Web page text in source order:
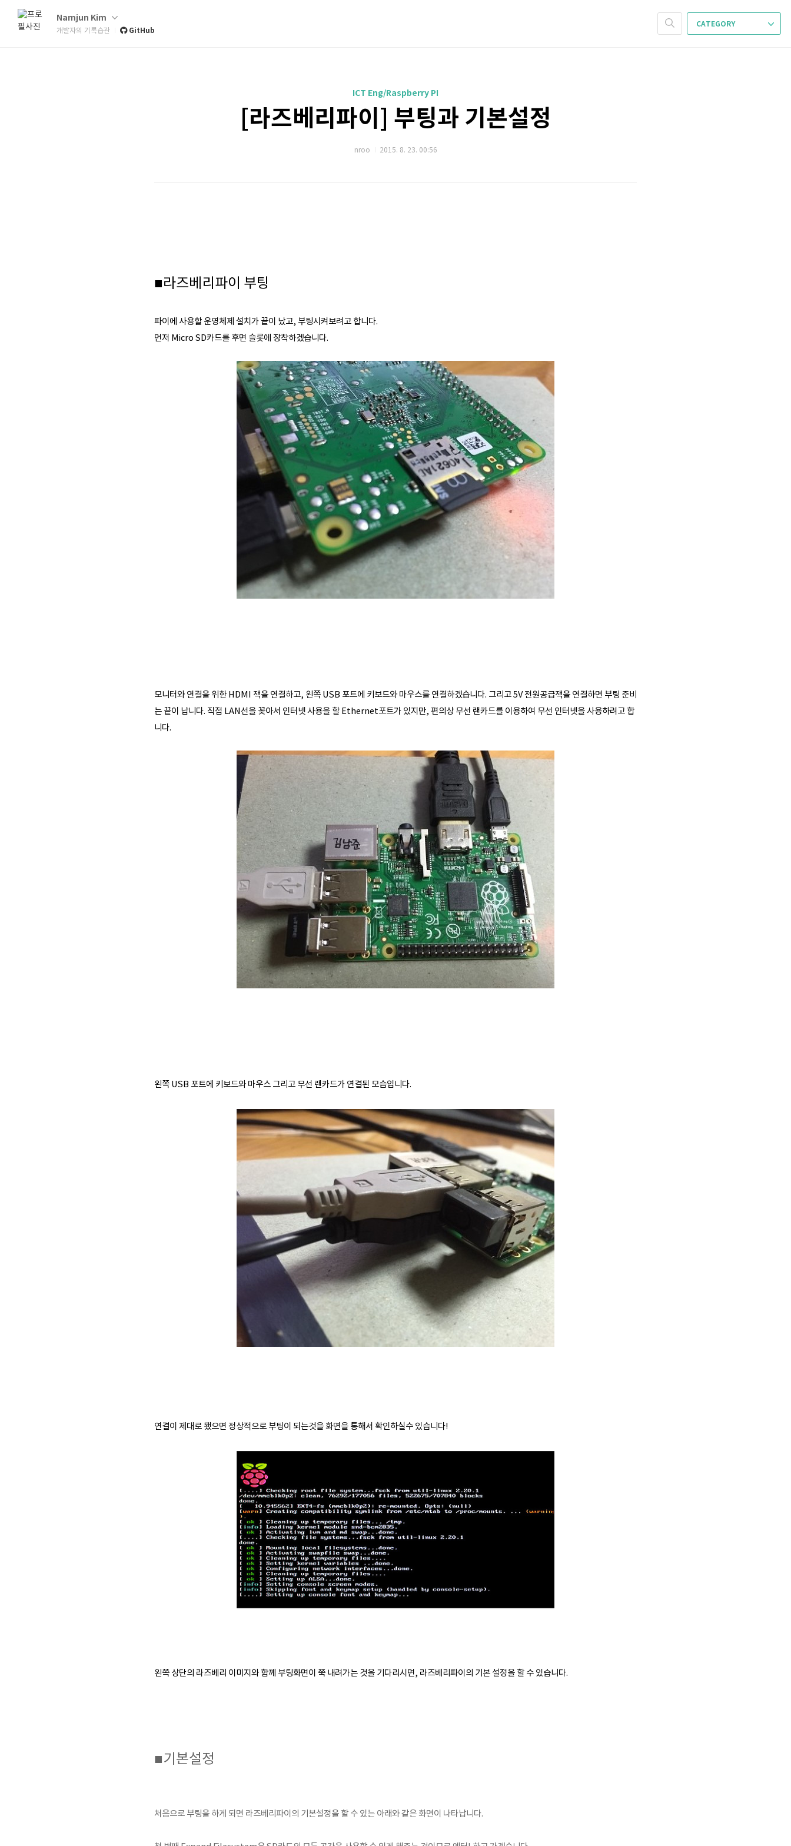
Namjun Kim
개발자의 기록습관 GitHub
CATEGORY
ICT Eng/Raspberry PI
[라즈베리파이] 부팅과 기본설정
nroo 2015. 8. 23. 00:56
■라즈베리파이 부팅
파이에 사용할 운영체제 설치가 끝이 났고, 부팅시켜보려고 합니다.
먼저 Micro SD카드를 후면 슬롯에 장착하겠습니다.
모니터와 연결을 위한 HDMI 잭을 연결하고, 왼쪽 USB 포트에 키보드와 마우스를 연결하겠습니다. 그리고 5V 전원공급잭을 연결하면 부팅 준비
는 끝이 납니다. 직접 LAN선을 꽂아서 인터넷 사용을 할 Ethernet포트가 있지만, 편의상 무선 랜카드를 이용하여 무선 인터넷을 사용하려고 합
니다.
왼쪽 USB 포트에 키보드와 마우스 그리고 무선 랜카드가 연결된 모습입니다.
연결이 제대로 됐으면 정상적으로 부팅이 되는것을 화면을 통해서 확인하실수 있습니다!
왼쪽 상단의 라즈베리 이미지와 함께 부팅화면이 쭉 내려가는 것을 기다리시면, 라즈베리파이의 기본 설정을 할 수 있습니다.
■기본설정
처음으로 부팅을 하게 되면 라즈베리파이의 기본설정을 할 수 있는 아래와 같은 화면이 나타납니다.